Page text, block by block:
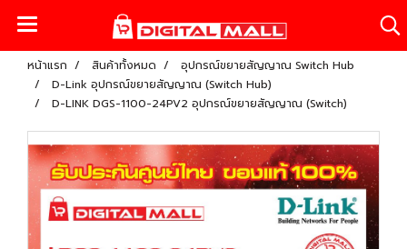
หน้าแรก สินค้าทั้งหมด
อุปกรณ์ขยายสัญญาณ Switch Hub
D-Link อุปกรณ์ขยายสัญญาณ (Switch Hub)
D-LINK DGS-1100-24PV2 อุปกรณ์ขยายสัญญาณ (Switch)